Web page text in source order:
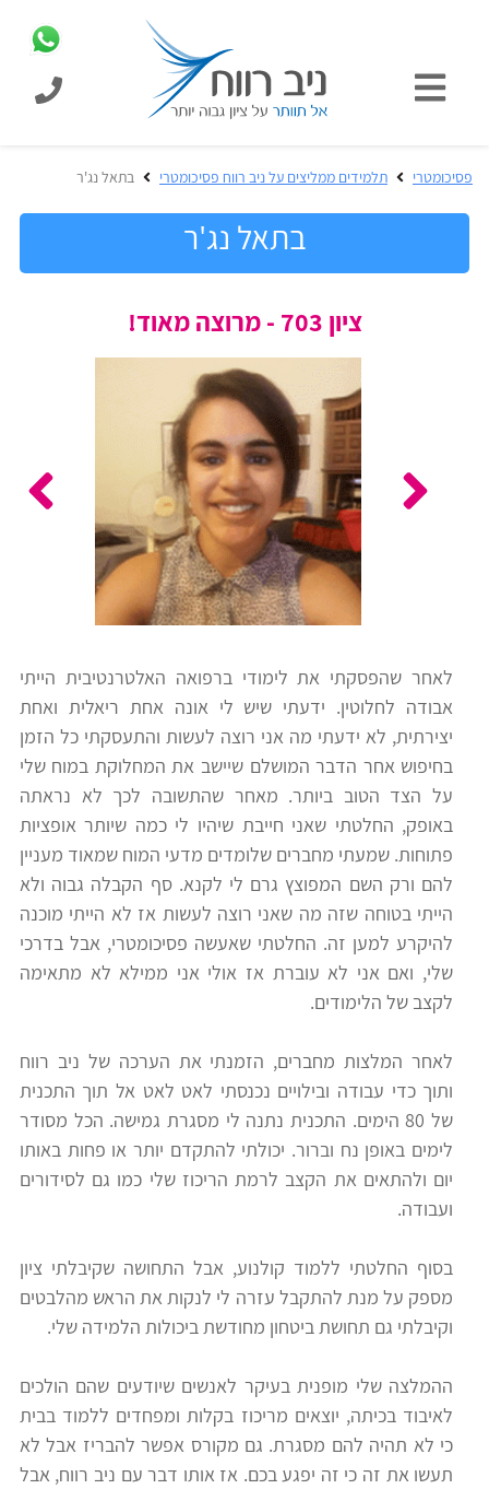
כניסת
תלמידים
מידע
כללי
קורסי
פסיכומטרי
תלמידים
ממליצים
המוצרים
מבית
רווח
הכנה
לצה"ל
וחטיבות
ביניים
הכנה
למבחני
מיון
לעבודה
ניב
רווח
לימודים
פסיכומטרי תלמידים ממליצים על ניב רווח פסיכומטרי בתאל נג'ר
בתאל נג'ר
ציון 703 - מרוצה מאוד!
לאחר שהפסקתי את לימודי ברפואה האלטרנטיבית הייתי
אבודה לחלוטין. ידעתי שיש לי אונה אחת ריאלית ואחת
יצירתית, לא ידעתי מה אני רוצה לעשות והתעסקתי כל הזמן
בחיפוש אחר הדבר המושלם שיישב את המחלוקת במוח שלי
על הצד הטוב ביותר. מאחר שהתשובה לכך לא נראתה
באופק, החלטתי שאני חייבת שיהיו לי כמה שיותר אופציות
פתוחות. שמעתי מחברים שלומדים מדעי המוח שמאוד מעניין
להם ורק השם המפוצץ גרם לי לקנא. סף הקבלה גבוה ולא
הייתי בטוחה שזה מה שאני רוצה לעשות אז לא הייתי מוכנה
להיקרע למען זה. החלטתי שאעשה פסיכומטרי, אבל בדרכי
שלי, ואם אני לא עוברת אז אולי אני ממילא לא מתאימה
לקצב של הלימודים.
לאחר המלצות מחברים, הזמנתי את הערכה של ניב רווח
ותוך כדי עבודה ובילויים נכנסתי לאט לאט אל תוך התכנית
של 80 הימים. התכנית נתנה לי מסגרת גמישה. הכל מסודר
לימים באופן נח וברור. יכולתי להתקדם יותר או פחות באותו
יום ולהתאים את הקצב לרמת הריכוז שלי כמו גם לסידורים
ועבודה.
בסוף החלטתי ללמוד קולנוע, אבל התחושה שקיבלתי ציון
מספק על מנת להתקבל עזרה לי לנקות את הראש מהלבטים
וקיבלתי גם תחושת ביטחון מחודשת ביכולות הלמידה שלי.
ההמלצה שלי מופנית בעיקר לאנשים שיודעים שהם הולכים
לאיבוד בכיתה, יוצאים מריכוז בקלות ומפחדים ללמוד בבית
כי לא תהיה להם מסגרת. גם מקורס אפשר להבריז אבל לא
תעשו את זה כי זה יפגע בכם. אז אותו דבר עם ניב רווח, אבל